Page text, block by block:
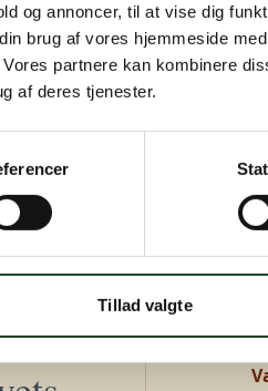
og annoncer, til at vise dig
brug af vores hjemmeside
partnere kan kombinere
af deres tjenester.
Tillad valgte